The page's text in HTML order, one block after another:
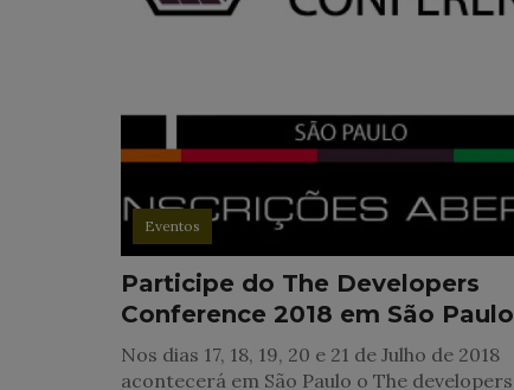
Eventos
Participe do The Developers
Conference 2018 em São Paulo
Nos dias 17, 18, 19, 20 e 21 de Julho de 2018
acontecerá em São Paulo o The developers